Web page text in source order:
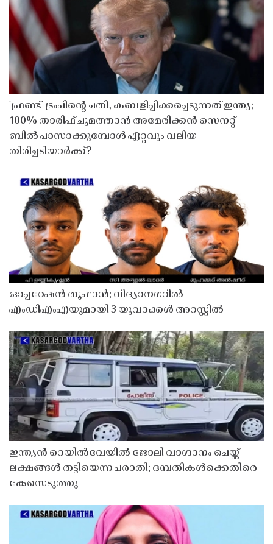
'ഫ്രണ്ട്' ട്രംപിന്റെ ചതി, കബളിപ്പിക്കപ്പെടുന്നത് ഇന്ത്യ;
100% താരിഫ് ചുമത്താൻ അമേരിക്കൻ സെനറ്റ്
ബിൽ പാസാക്കുമ്പോൾ ഏറ്റവും വലിയ
തിരിച്ചടിയാർക്ക്?
ഓപ്പറേഷൻ തൂഫാൻ; വിദ്യാനഗറിൽ
എംഡിഎംഎയുമായി 3 യുവാക്കൾ അറസ്റ്റിൽ
ഇന്ത്യൻ റെയിൽവേയിൽ ജോലി വാഗ്ദാനം ചെയ്ത്
ലക്ഷങ്ങൾ തട്ടിയെന്ന പരാതി; ദമ്പതികൾക്കെതിരെ
കേസെടുത്തു